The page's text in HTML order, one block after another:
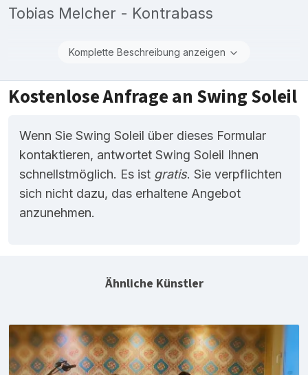
Tobias Melcher - Kontrabass
Komplette Beschreibung anzeigen
Kostenlose Anfrage an Swing Soleil
Wenn Sie Swing Soleil über dieses Formular
kontaktieren, antwortet Swing Soleil Ihnen
schnellstmöglich. Es ist gratis. Sie verpflichten
sich nicht dazu, das erhaltene Angebot
anzunehmen.
Ähnliche Künstler